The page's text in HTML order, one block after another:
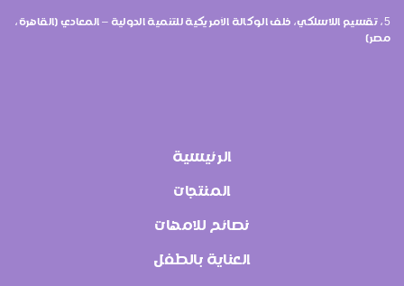
5، تقسيم اللاسلكي، خلف الوكالة الأمريكية للتنمية الدولية – المعادي (القاهرة،
مصر)
الرئيسية
المنتجات
نصائح للامهات
العناية بالطفل